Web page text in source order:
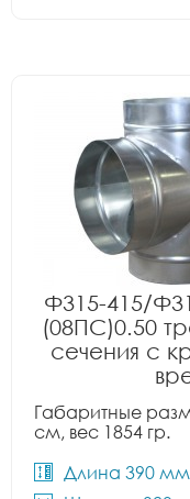
Ф315-415/
(08ПС)0.50
сечения с
Габаритные
см, вес 1854 гр.
Длина 390